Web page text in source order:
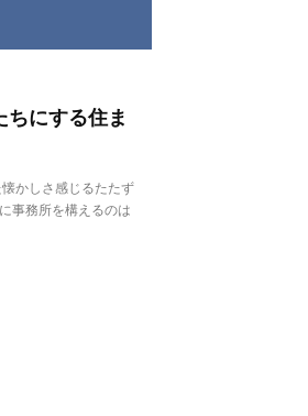
にする住ま
かしさ感じるたたず
事務所を構えるのは